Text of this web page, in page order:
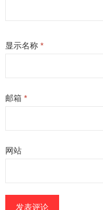
显示名称 *
邮箱 *
网站